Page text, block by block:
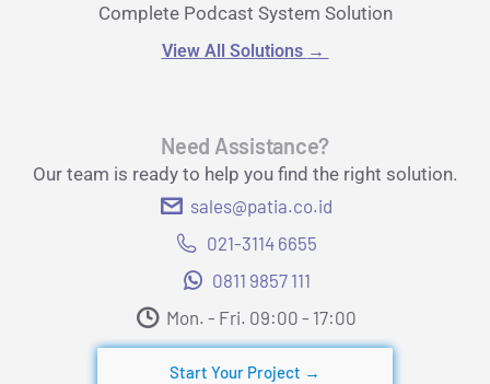
Complete Podcast System Solution
View All Solutions →
Need Assistance?
Our team is ready to help you find the right solution.
sales@patia.co.id
021-3114 6655
0811 9857 111
Mon. - Fri. 09:00 - 17:00​
Start Your Project →